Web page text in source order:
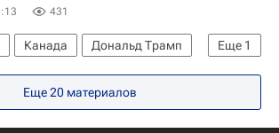
431
Еще 1
Канада
Дональд Трамп
Еще 20 материалов